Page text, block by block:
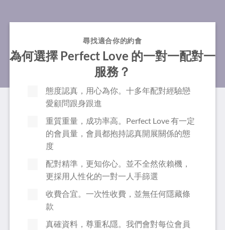
尋找適合你的約會
為何選擇 Perfect Love 的一對一配對一
服務？
態度認真，用心為你。十多年配對經驗戀
愛顧問跟身跟進
重質重量，成功率高。Perfect Love 有一定
的會員量，會員都抱持認真開展關係的態
度
配對精準，更知你心。並不全然依賴機，
更採用人性化的一對一人手篩選
收費合宜。一次性收費，並無任何隱藏條
款
真確資料，尊重私隱。我們會對每位會員